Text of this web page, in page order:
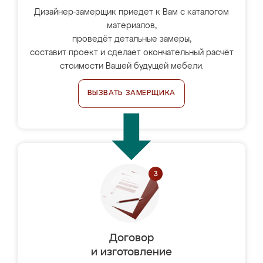
Дизайнер-замерщик приедет к Вам с каталогом
материалов,
проведёт детальные замеры,
составит проект и сделает окончательный расчёт
стоимости Вашей будущей мебели.
ВЫЗВАТЬ ЗАМЕРЩИКА
Договор
и изготовление